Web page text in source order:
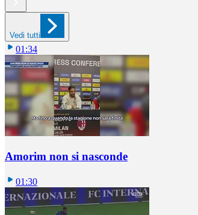
Vedi tutti
01:34
Amorim non si nasconde
01:30